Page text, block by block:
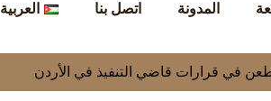
المدونة اتصل بنا العربية
في قرارات قاضي التنفيذ في الأردن